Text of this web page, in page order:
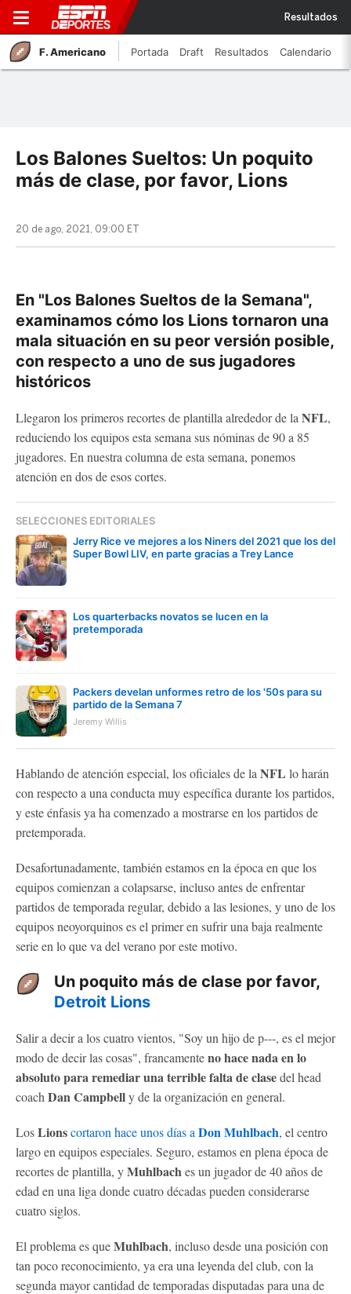
Resultados
F. Americano Portada Draft Resultados Calendario
Los Balones Sueltos: Un poquito
más de clase, por favor, Lions
20 de ago, 2021, 09:00 ET
En "Los Balones Sueltos de la Semana",
examinamos cómo los Lions tornaron una
mala situación en su peor versión posible,
con respecto a uno de sus jugadores
históricos
Llegaron los primeros recortes de plantilla alrededor de la NFL,
reduciendo los equipos esta semana sus nóminas de 90 a 85
jugadores. En nuestra columna de esta semana, ponemos
atención en dos de esos cortes.
SELECCIONES EDITORIALES
Jerry Rice ve mejores a los Niners del 2021 que los del
Super Bowl LIV, en parte gracias a Trey Lance
Los quarterbacks novatos se lucen en la
pretemporada
Packers develan unformes retro de los '50s para su
partido de la Semana 7
Jeremy Willis
Hablando de atención especial, los oficiales de la NFL lo harán
con respecto a una conducta muy específica durante los partidos,
y este énfasis ya ha comenzado a mostrarse en los partidos de
pretemporada.
Desafortunadamente, también estamos en la época en que los
equipos comienzan a colapsarse, incluso antes de enfrentar
partidos de temporada regular, debido a las lesiones, y uno de los
equipos neoyorquinos es el primer en sufrir una baja realmente
serie en lo que va del verano por este motivo.
Un poquito más de clase por favor,
Detroit Lions
Salir a decir a los cuatro vientos, "Soy un hijo de p---, es el mejor
modo de decir las cosas", francamenteno hace nada en lo
absoluto para remediar una terrible falta de clasedel head
coach Dan Campbelly de la organización en general.
LosLionscortaron hace unos días a Don Muhlbach, el centro
largo en equipos especiales. Seguro, estamos en plena época de
recortes de plantilla, yMuhlbaches un jugador de 40 años de
edad en una liga donde cuatro décadas pueden considerarse
cuatro siglos.
El problema es queMuhlbach, incluso desde una posición con
tan poco reconocimiento, ya era una leyenda del club, con la
segunda mayor cantidad de temporadas disputadas para una de